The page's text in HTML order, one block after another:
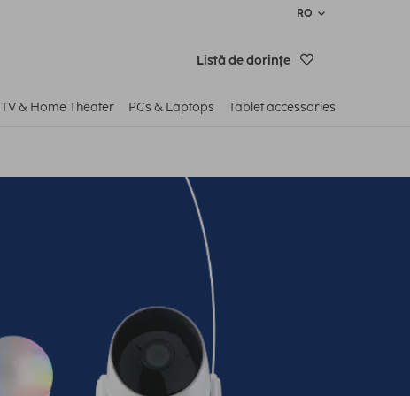
RO
Listă de dorinţe
TV & Home Theater PCs & Laptops Tablet accessories